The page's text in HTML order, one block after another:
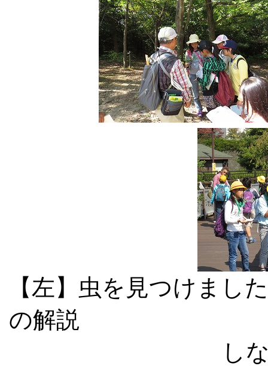
【左】虫を見つ
の解説 【右】
し